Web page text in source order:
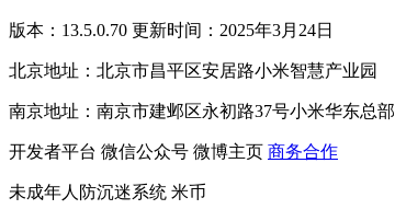
版本：13.5.0.70 更新时间：2025年3月24日
北京地址：北京市昌平区安居路小米智慧产业园
南京地址：南京市建邺区永初路37号小米华东总部
开发者平台 微信公众号 微博主页 商务合作
未成年人防沉迷系统 米币